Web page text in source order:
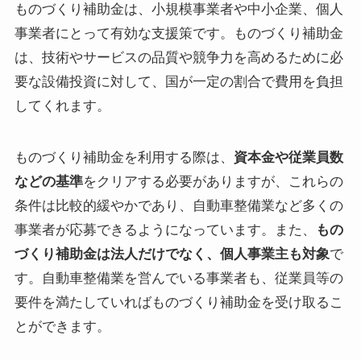
ものづくり補助金は、小規模事業者や中小企業、個人
事業者にとって有効な支援策です。ものづくり補助金
は、技術やサービスの品質や競争力を高めるために必
要な設備投資に対して、国が一定の割合で費用を負担
してくれます。
ものづくり補助金を利用する際は、 資本金や従業員数
などの基準をクリアする必要がありますが、これらの
条件は比較的緩やかであり、自動車整備業など多くの
事業者が応募できるようになっています。また、
もの
づくり補助金は法人だけでなく、個人事業主も対象で
す。自動車整備業を営んでいる事業者も、従業員等の
要件を満たしていればものづくり補助金を受け取るこ
とができます。